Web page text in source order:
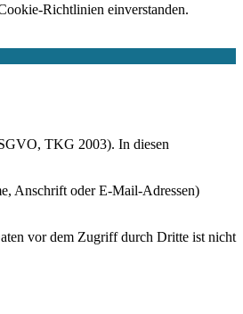
Richtlinien einverstanden.
TKG 2003). In diesen
Anschrift oder E-Mail-Adressen)
vor dem Zugriff durch Dritte ist nicht